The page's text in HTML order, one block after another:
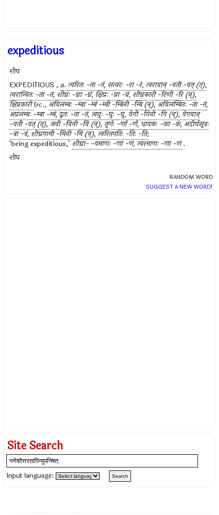
expeditious
शीघ
EXPEDITIOUS , a. त्वरितः -ता -तं, सत्वरः -रा -रं, त्वरावान् -वती -वत् (त्),
त्वरान्वितः -ता -तं, शीघ्रः -घ्रा -घ्रं, क्षिप्रः -प्रा -प्रं, शीघ्रकारी -रिणी -रि (न्),
क्षिप्रकारी&c., अविलम्बः -म्बा -म्बं -म्बी -म्बिनी -म्बि (न्), अविलम्बितः -ता -तं,
अप्रलम्बः -म्बा -म्बं, द्रुतः -ता -तं, लघुः -घुः -घु, वेगी -गिनी -गि (न्), वेगवान्
-वती -वत् (त्), जवी -विनी -वि (न्), तूर्णः -र्णा -र्णं, धावकः -का -कं, अदीर्घसूत्रः
-त्रा -त्रं, शीघ्रगामी -मिनी -मि (न्), त्वरितगतिः -तिः -ति;
‘being expeditious,’ शीघ्रा- -यमाणः -णा -णं, त्वरमाणः -णा -णं .
शीघ
RANDOM WORD
SUGGEST A NEW WORD!
Site Search
Input language: